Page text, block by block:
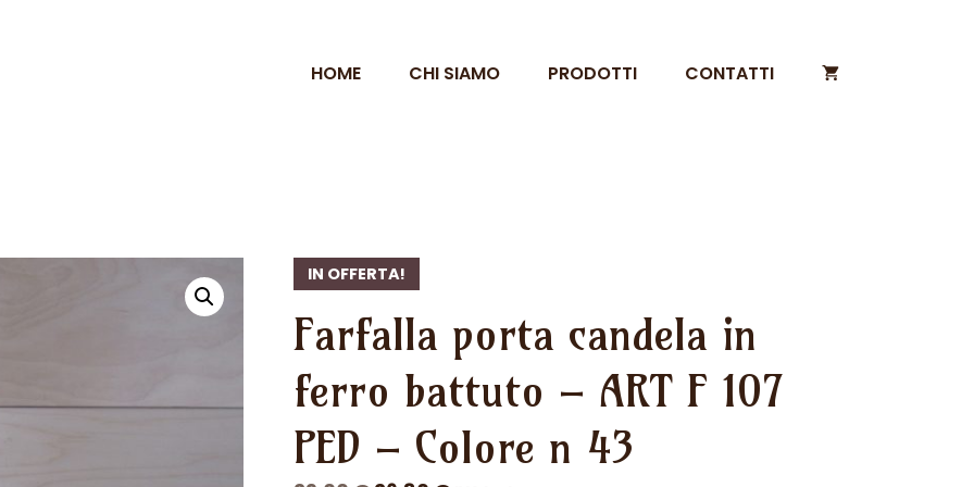
HOME CHI SIAMO PRODOTTI CONTATTI
IN OFFERTA!
Farfalla porta candela in
ferro battuto – ART F 107
PED – Colore n 43